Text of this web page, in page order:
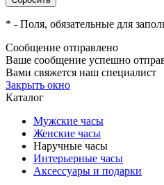
* - Поля, обязательные для
Сообщение отправлено
Ваше сообщение успешно
Вами свяжется наш специалист
Закрыть окно
Каталог
Мужские часы
Женские часы
Наручные часы
Интерьерные часы
Аксессуары и подарки